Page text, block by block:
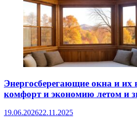
Энергосберегающие окна и их
комфорт и экономию летом и
19.06.202622.11.2025